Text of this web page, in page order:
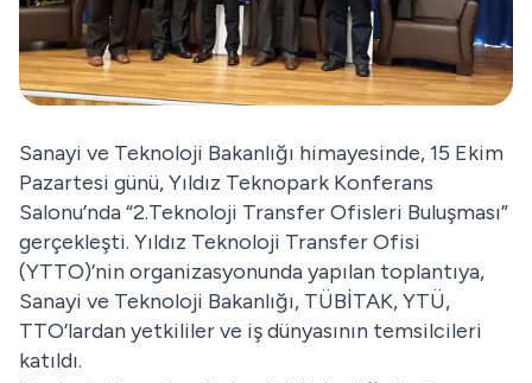
Sanayi ve Teknoloji Bakanlığı himayesinde, 15 Ekim
Pazartesi günü, Yıldız Teknopark Konferans
Salonu’nda “2.Teknoloji Transfer Ofisleri Buluşması”
gerçekleşti. Yıldız Teknoloji Transfer Ofisi
(YTTO)’nin organizasyonunda yapılan toplantıya,
Sanayi ve Teknoloji Bakanlığı, TÜBİTAK, YTÜ,
TTO’lardan yetkililer ve iş dünyasının temsilcileri
katıldı.